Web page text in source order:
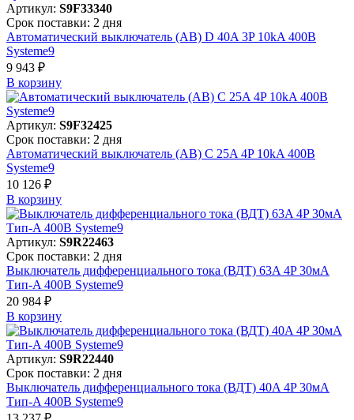
Артикул: S9F33340
Срок поставки: 2 дня
Автоматический выключатель (АВ) D 40A 3P 10kA 400В
Systeme9
9 943 ₽
В корзинy
Артикул: S9F32425
Срок поставки: 2 дня
Автоматический выключатель (АВ) C 25A 4P 10kA 400В
Systeme9
10 126 ₽
В корзинy
Артикул: S9R22463
Срок поставки: 2 дня
Выключатель дифференциального тока (ВДТ) 63A 4P 30мА
Тип-A 400В Systeme9
20 984 ₽
В корзинy
Артикул: S9R22440
Срок поставки: 2 дня
Выключатель дифференциального тока (ВДТ) 40A 4P 30мА
Тип-A 400В Systeme9